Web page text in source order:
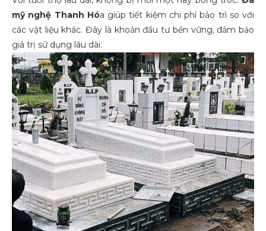
mỹ nghệ Thanh Hóa giúp tiết kiệm chi phí bảo trì so với
các vật liệu khác. Đây là khoản đầu tư bền vững, đảm bảo
giá trị sử dụng lâu dài.